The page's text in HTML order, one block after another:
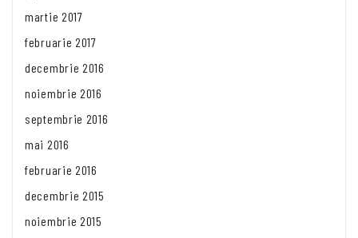
martie 2017
februarie 2017
decembrie 2016
noiembrie 2016
septembrie 2016
mai 2016
februarie 2016
decembrie 2015
noiembrie 2015